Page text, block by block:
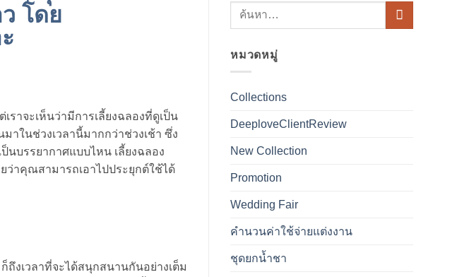
ราจะเห็นว่ามีการเลี้ยงฉลองที่ดูเป็น
าในช่วงเวลานี้มากกว่าช่วงเช้า ซึ่ง
นบรรยากาศแบบไหน เลี้ยงฉลอง
ว่าคุณสามารถเอาไปประยุกต์ใช้ได้
ถึงเวลาที่จะได้สนุกสนานกันอย่างเต็ม
หมวดหมู่
Collections
DeeploveClientReview
New Collection
Promotion
Wedding Fair
คำนวนค่าใช้จ่ายแต่งงาน
ชุดยกน้ำชา